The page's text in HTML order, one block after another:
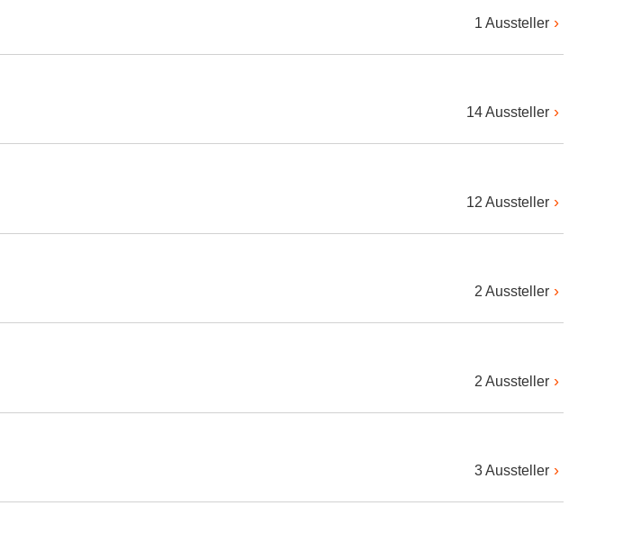
1 Aussteller
14 Aussteller
12 Aussteller
2 Aussteller
2 Aussteller
3 Aussteller